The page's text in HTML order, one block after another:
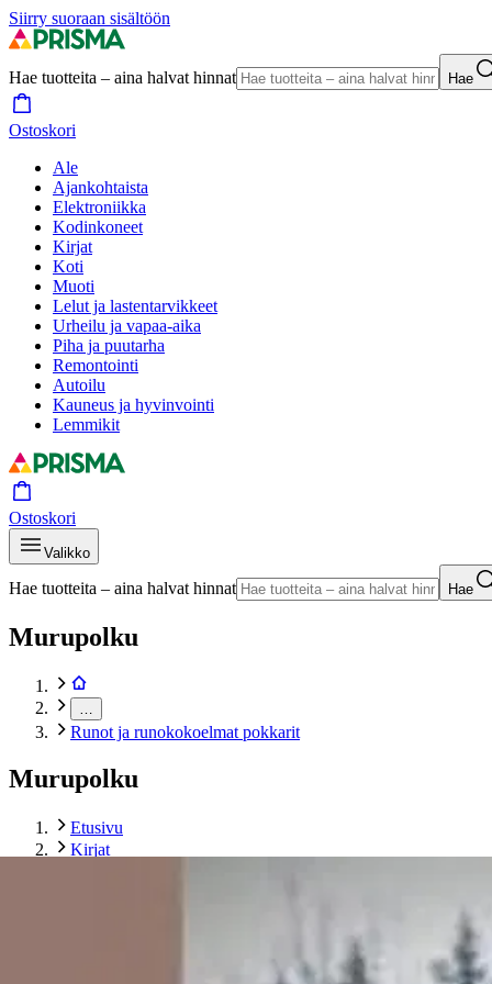
Siirry suoraan sisältöön
Hae tuotteita – aina halvat hinnat Hae
Ostoskori
Ale
Ajankohtaista
Elektroniikka
Kodinkoneet
Kirjat
Koti
Muoti
Lelut ja lastentarvikkeet
Urheilu ja vapaa-aika
Piha ja puutarha
Remontointi
Autoilu
Kauneus ja hyvinvointi
Lemmikit
Ostoskori
Valikko
Hae tuotteita – aina halvat hinnat Hae
Murupolku
Runot ja runokokoelmat pokkarit
Murupolku
Etusivu
Kirjat